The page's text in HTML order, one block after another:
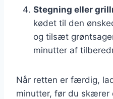
Stegning eller
kødet til den
og tilsæt
minutter af
Når retten er færdig,
minutter, før du skærer